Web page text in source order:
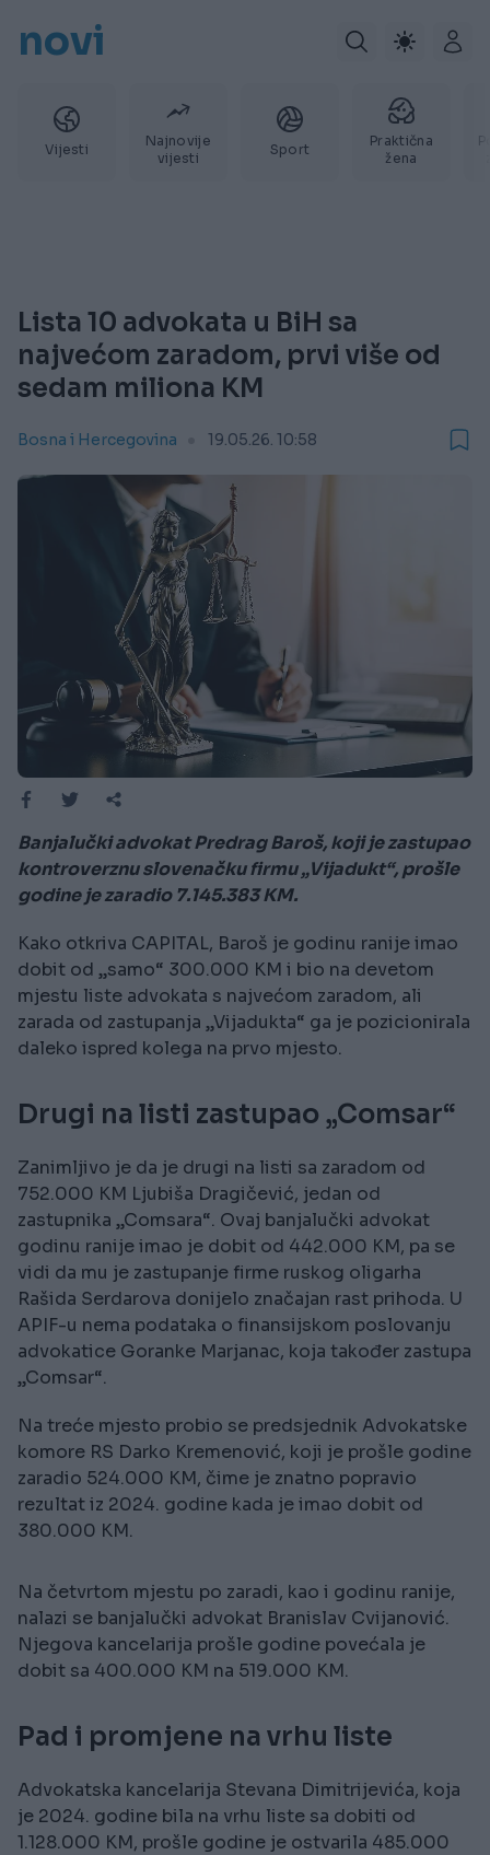
novi
Vijesti
Najnovije
vijesti
Sport
Praktična
žena
Lista 10 advokata u BiH sa
najvećom zaradom, prvi više od
sedam miliona KM
Bosna i Hercegovina 19.05.26. 10:58
Banjalučki advokat Predrag Baroš, koji je zastupao
kontroverznu slovenačku firmu „Vijadukt“, prošle
godine je zaradio 7.145.383 KM.
Kako otkriva CAPITAL, Baroš je godinu ranije imao
dobit od „samo“ 300.000 KM i bio na devetom
mjestu liste advokata s najvećom zaradom, ali
zarada od zastupanja „Vijadukta“ ga je pozicionirala
daleko ispred kolega na prvo mjesto.
Drugi na listi zastupao „Comsar“
Zanimljivo je da je drugi na listi sa zaradom od
752.000 KM Ljubiša Dragičević, jedan od
zastupnika „Comsara“. Ovaj banjalučki advokat
godinu ranije imao je dobit od 442.000 KM, pa se
vidi da mu je zastupanje firme ruskog oligarha
Rašida Serdarova donijelo značajan rast prihoda. U
APIF-u nema podataka o finansijskom poslovanju
advokatice Goranke Marjanac, koja također zastupa
„Comsar“.
Na treće mjesto probio se predsjednik Advokatske
komore RS Darko Kremenović, koji je prošle godine
zaradio 524.000 KM, čime je znatno popravio
rezultat iz 2024. godine kada je imao dobit od
380.000 KM.
Na četvrtom mjestu po zaradi, kao i godinu ranije,
nalazi se banjalučki advokat Branislav Cvijanović.
Njegova kancelarija prošle godine povećala je
dobit sa 400.000 KM na 519.000 KM.
Pad i promjene na vrhu liste
Advokatska kancelarija Stevana Dimitrijevića, koja
je 2024. godine bila na vrhu liste sa dobiti od
1.128.000 KM, prošle godine je ostvarila 485.000